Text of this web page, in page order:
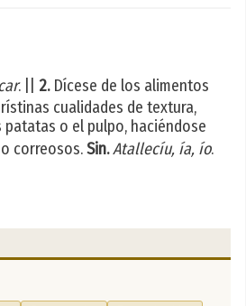
. || 2.Dícese de los alimentos
cualidades de textura,
o el pulpo, haciéndose
correosos.Sin.Atallecíu, ía, ío.